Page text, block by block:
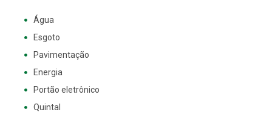
Água
Esgoto
Pavimentação
Energia
Portão eletrônico
Quintal